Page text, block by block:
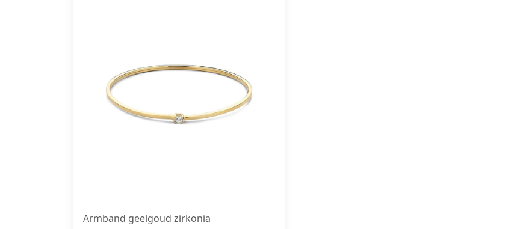
Armband geelgoud zirkonia